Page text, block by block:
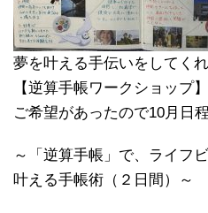
夢を叶える手伝いをしてく
【逆算手帳ワークショップ】
ご希望があったので10月日
～「逆算手帳」で、ライフ
叶える手帳術（２日間）～